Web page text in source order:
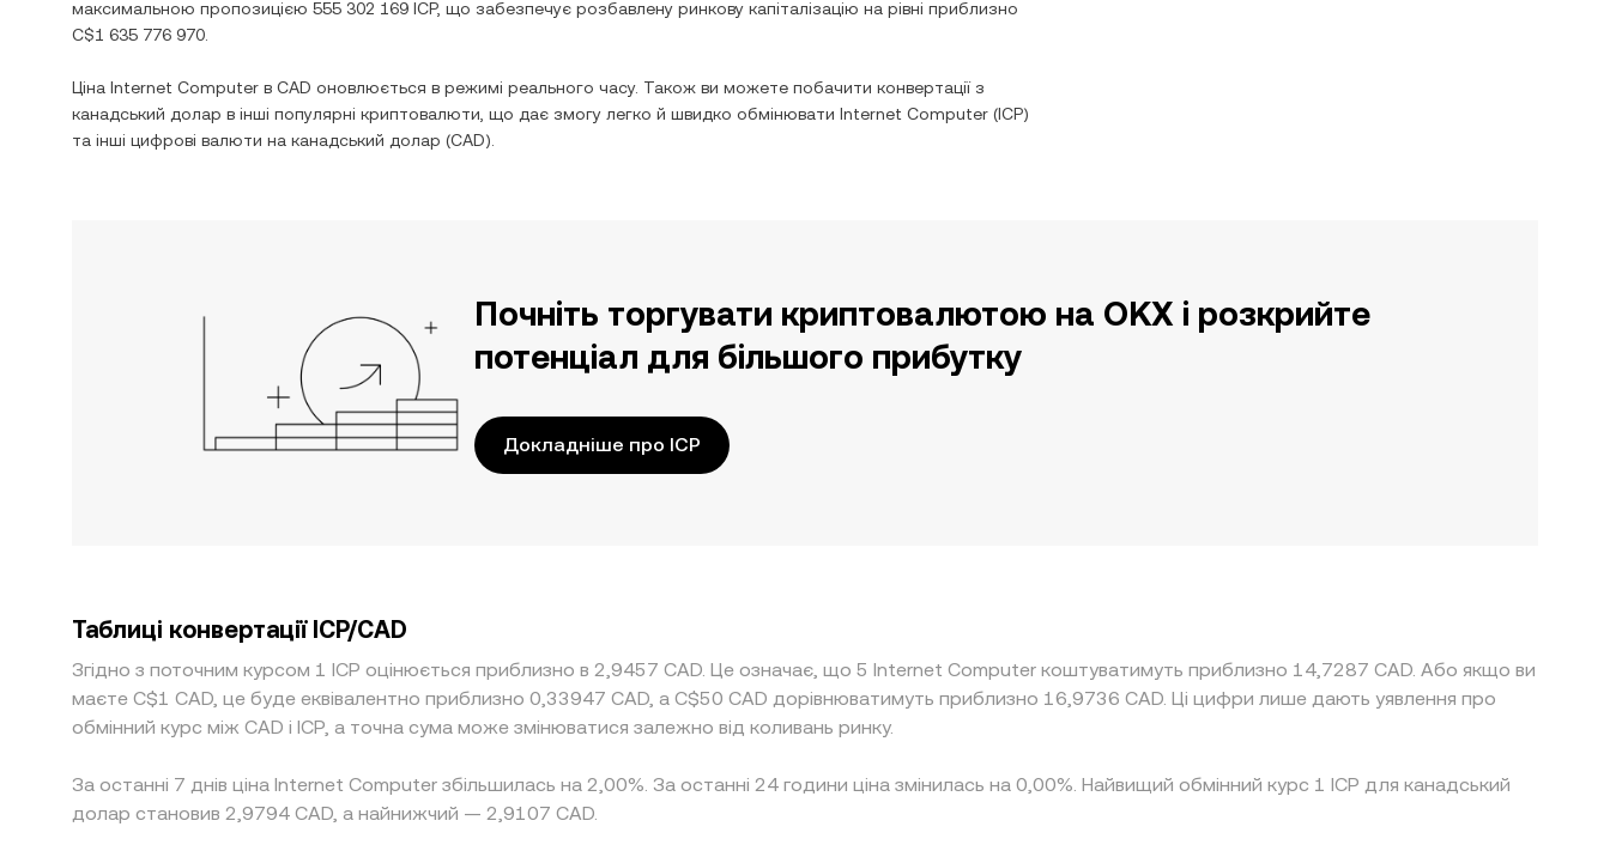
максимальною пропозицією 555 302 169 ICP, що забезпечує розбавлену ринкову капіталізацію на рівні приблизно
C$1 635 776 970
Ціна Internet Computer в CAD оновлюється в режимі реального часу. Також ви можете побачити конвертації з
канадський долар в інші популярні криптовалюти, що дає змогу легко й швидко обмінювати Internet Computer (ICP)
та інші цифрові валюти на канадський долар (CAD).
Почніть торгувати криптовалютою на OKX і розкрийте
потенціал для більшого прибутку
Докладніше про ICP
Таблиці конвертації ICP/CAD
Згідно з поточним курсом 1 ICP оцінюється приблизно в 2,9457 CAD. Це означає, що 5 Internet Computer коштуватимуть приблизно 14,7287 CAD. Або якщо ви
маєте C$1 CAD, це буде еквівалентно приблизно 0,33947 CAD, а C$50 CAD дорівнюватимуть приблизно 16,9736 CAD. Ці цифри лише дають уявлення про
обмінний курс між CAD і ICP, а точна сума може змінюватися залежно від коливань ринку.
За останні 7 днів ціна Internet Computer збільшилась на 2,00%. За останні 24 години ціна змінилась на 0,00%. Найвищий обмінний курс 1 ICP для канадський
долар становив 2,9794 CAD, а найнижчий — 2,9107 CAD.